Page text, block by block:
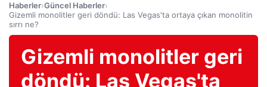
Haberler›Güncel Haberler›
Gizemli monolitler geri döndü: Las Vegas'ta ortaya çıkan monolitin
sırrı ne?
Gizemli monolitler geri
döndü: Las Vegas'ta